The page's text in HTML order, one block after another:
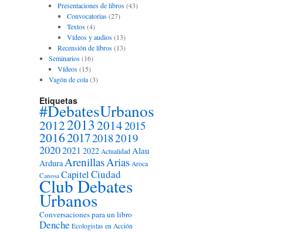
Presentaciones de libros(43)
Convocatorias(27)
Textos(4)
Vídeos y audios(13)
Recensión de libros(13)
Seminarios(16)
Vídeos(15)
Vagón de cola(3)
Etiquetas
#DebatesUrbanos
2012201320142015
2016201720182019
20202021 2022 Actualidad Alau
ArduraArenillasArias Aroca
Canosa CapitelCiudad
Club Debates
Urbanos
Conversaciones para un libro
Denche Ecologistas en Acción